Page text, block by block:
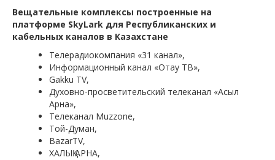
Вещательные комплексы построенные на
платформе SkyLark для Республиканских и
кабельных каналов в Казахстане
Телерадиокомпания «31 канал»,
Информационный канал «Отау ТВ»,
Gakku TV,
Духовно-просветительский телеканал «Асыл
Арна»,
Телеканал Muzzone,
Той-Думан,
BazarTV,
ХАЛЫҚ АРНА,